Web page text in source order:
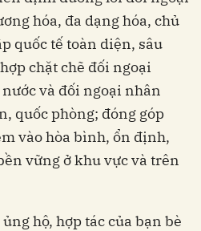
hóa, đa dạng hóa, chủ
quốc tế toàn diện, sâu
chặt chẽ đối ngoại
và đối ngoại nhân
quốc phòng; đóng góp
vào hòa bình, ổn định,
vững ở khu vực và trên
hộ, hợp tác của bạn bè